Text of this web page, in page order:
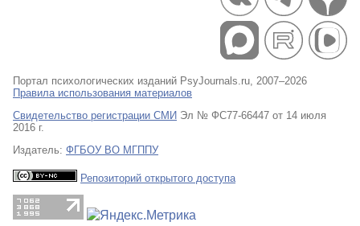
Портал психологических изданий PsyJournals.ru, 2007–2026
Правила использования материалов
Свидетельство регистрации СМИ Эл № ФС77-66447 от 14 июля
2016 г.
Издатель: ФГБОУ ВО МГППУ
Репозиторий открытого доступа